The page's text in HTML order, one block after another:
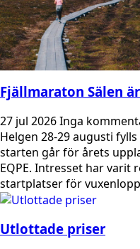
Fjällmaraton Sälen
27 jul 2026Inga
Helgen 28-29 augusti
starten går för årets
EQPE. Intresset har varit
startplatser för
Utlottade priser